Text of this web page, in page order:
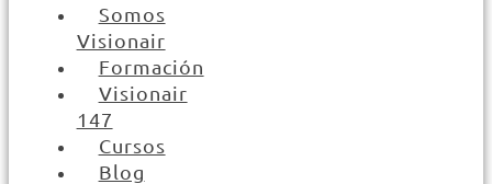
Somos
Visionair
Formación
Visionair
147
Cursos
Blog